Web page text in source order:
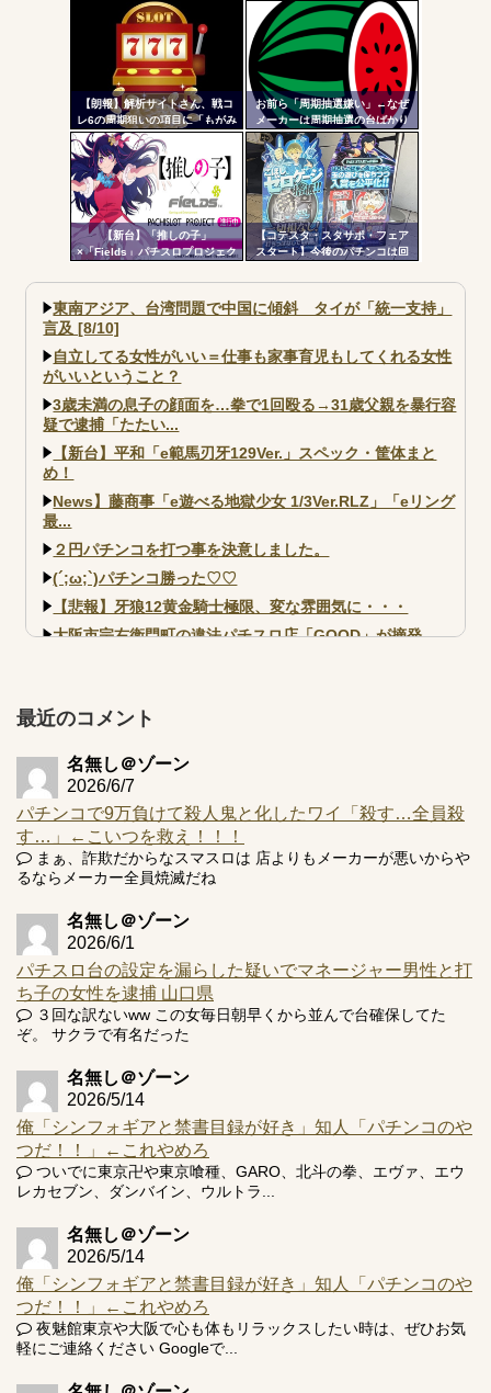
開！沖スロ界の帝王がスマスロ
ATで復活
公開される！めっちゃ楽しそう
だな！！！
【朗報】解析サイトさん、戦コ
レ6の周期狙いの項目に「もがみ
んの尻画像」を採用
お前ら「周期抽選嫌い」←なぜ
メーカーは周期抽選の台ばかり
出すんだ？
【新台】「推しの子」
×「Fields」パチスロプロジェク
でBITESやれるんか！？_
【コテスタ・スタサポ・フェア
スタート】今後のパチンコは回
て釘は完全に廃止するべき
東南アジア、台湾問題で中国に傾斜 タイが「統一支持」
言及 [8/10]
自立してる女性がいい＝仕事も家事育児もしてくれる女性
がいいということ？
3歳未満の息子の顔面を…拳で1回殴る→31歳父親を暴行容
疑で逮捕「たたい...
【新台】平和「e範馬刃牙129Ver.」スペック・筐体まと
め！
News】藤商事「e遊べる地獄少女 1/3Ver.RLZ」「eリング
最...
２円パチンコを打つ事を決意しました。
(´;ω;`)パチンコ勝った♡♡
【悲報】牙狼12黄金騎士極限、変な雰囲気に・・・
大阪市宗右衛門町の違法パチスロ店「GOOD」が摘発
【実戦報告】e黄門ちゃま寿限無 初日の評判まとめ！コン
プ報告あり！弱予告...
アズールレーン スロット評価はコイン持ちの悪い疑似ボ天
井の軽い絆？
最近のコメント
名無し＠ゾーン
2026/6/7
パチンコで9万負けて殺人鬼と化したワイ「殺す…全員殺
す…」←こいつを救え！！！
まぁ、詐欺だからなスマスロは 店よりもメーカーが悪いからや
るならメーカー全員焼滅だね
名無し＠ゾーン
2026/6/1
パチスロ台の設定を漏らした疑いでマネージャー男性と打
ち子の女性を逮捕 山口県
３回な訳ないww この女毎日朝早くから並んで台確保してた
ぞ。 サクラで有名だった
名無し＠ゾーン
2026/5/14
俺「シンフォギアと禁書目録が好き」知人「パチンコのや
つだ！！」←これやめろ
ついでに東京卍や東京喰種、GARO、北斗の拳、エヴァ、エウ
レカセブン、ダンバイン、ウルトラ...
名無し＠ゾーン
2026/5/14
俺「シンフォギアと禁書目録が好き」知人「パチンコのや
つだ！！」←これやめろ
夜魅館東京や大阪で心も体もリラックスしたい時は、ぜひお気
軽にご連絡ください Googleで...